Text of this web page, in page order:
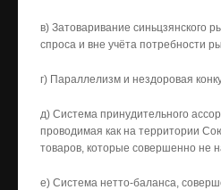
в) Затоваривание синьцзянского
спроса и вне учёта потребности
г) Параллелизм и нездоровая
д) Система принудительного
проводимая как на территории
товаров, которые совершенно не
е) Система нетто-баланса,